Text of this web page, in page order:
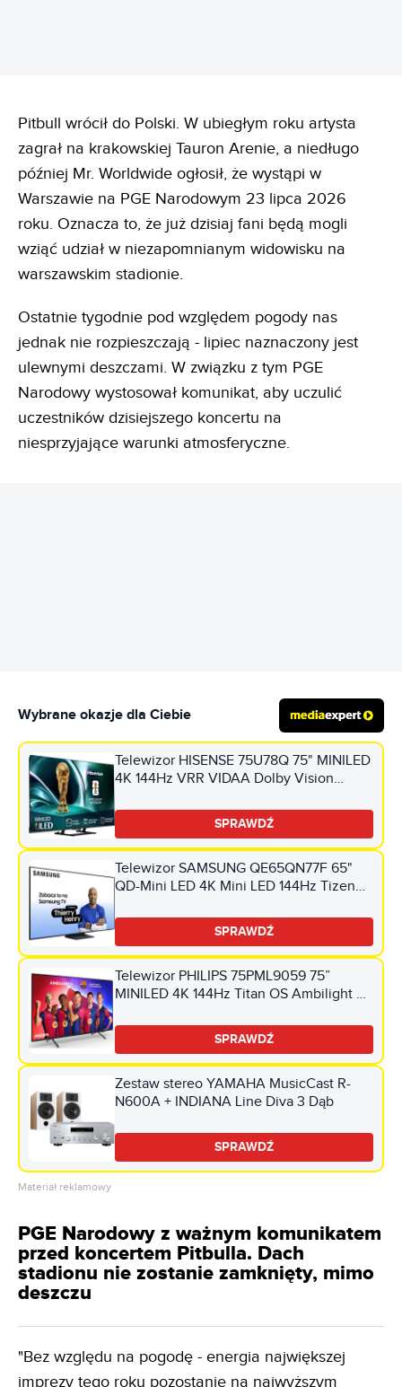
Pitbull wrócił do Polski. W ubiegłym roku artysta
zagrał na krakowskiej Tauron Arenie, a niedługo
później Mr. Worldwide ogłosił, że wystąpi w
Warszawie na PGE Narodowym 23 lipca 2026
roku. Oznacza to, że już dzisiaj fani będą mogli
wziąć udział w niezapomnianym widowisku na
warszawskim stadionie.
Ostatnie tygodnie pod względem pogody nas
jednak nie rozpieszczają - lipiec naznaczony jest
ulewnymi deszczami. W związku z tym PGE
Narodowy wystosował komunikat, aby uczulić
uczestników dzisiejszego koncertu na
niesprzyjające warunki atmosferyczne.
Wybrane okazje dla Ciebie
Telewizor HISENSE 75U78Q 75" MINILED
4K 144Hz VRR VIDAA Dolby Vision
SPRAWDŹ
Telewizor SAMSUNG QE65QN77F 65"
QD-Mini LED 4K Mini LED 144Hz Tizen
SPRAWDŹ
Telewizor PHILIPS 75PML9059 75”
MINILED 4K 144Hz Titan OS Ambilight 3
SPRAWDŹ
Zestaw stereo YAMAHA MusicCast R-
N600A + INDIANA Line Diva 3 Dąb
SPRAWDŹ
Materiał reklamowy
PGE Narodowy z ważnym komunikatem
przed koncertem Pitbulla. Dach
stadionu nie zostanie zamknięty, mimo
deszczu
"Bez względu na pogodę - energia największej
imprezy tego roku pozostanie na najwyższym